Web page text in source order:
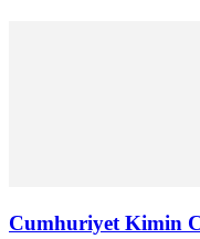
Cumhuriyet Kimin